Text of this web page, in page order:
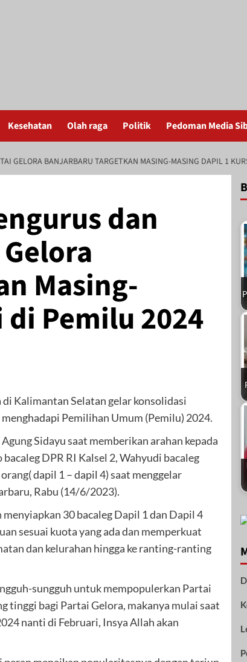
Kesehatan Olah raga Politik Pedoman Media
GELORA BANJARBARU TARGETKAN MASING-MASING DAPIL 1
dan
Masing-
Pemilu 2024
di Kalimantan Selatan gelar konsolidasi
Pemilihan Umum (Pemilu) 2024.
Sidayu saat memberikan arahan kepada
DPR RI Kalsel 2, Wahyudi bacaleg
dapil 1 – dapil 4) saat menggelar
Rabu (14/6/2023).
30 bacaleg Dapil 1 dan Dapil 4
sesuai kuota yang ada dan memperkuat
dan kelurahan hingga ke ranting-ranting
sungguh untuk mempopulerkan Partai
tinggi bagi Partai Gelora, makanya mulai saat
nanti di Februari, Insya Allah akan